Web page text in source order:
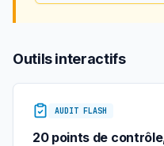
Outils interactifs
AUDIT FLASH
20 points de